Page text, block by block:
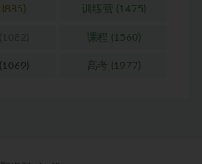
(885) 训练营 (1475)
课程 (1560)
(1069) 高考 (1977)